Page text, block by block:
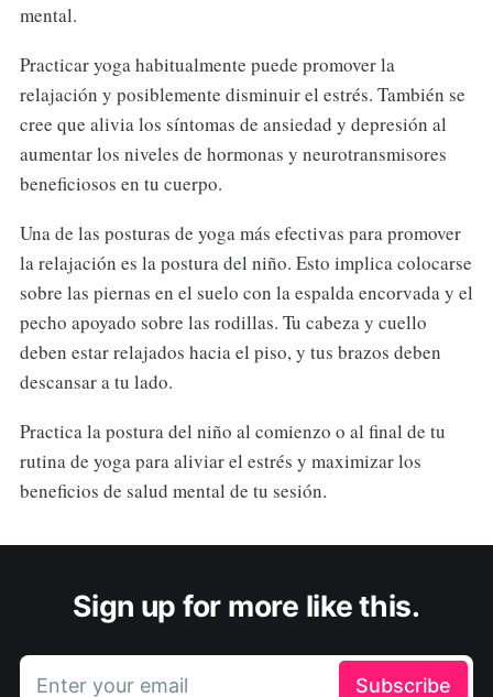
mental.
Practicar yoga habitualmente puede promover la
relajación y posiblemente disminuir el estrés. También se
cree que alivia los síntomas de ansiedad y depresión al
aumentar los niveles de hormonas y neurotransmisores
beneficiosos en tu cuerpo.
Una de las posturas de yoga más efectivas para promover
la relajación es la postura del niño. Esto implica colocarse
sobre las piernas en el suelo con la espalda encorvada y el
pecho apoyado sobre las rodillas. Tu cabeza y cuello
deben estar relajados hacia el piso, y tus brazos deben
descansar a tu lado.
Practica la postura del niño al comienzo o al final de tu
rutina de yoga para aliviar el estrés y maximizar los
beneficios de salud mental de tu sesión.
Sign up for more like this.
Enter your email Subscribe